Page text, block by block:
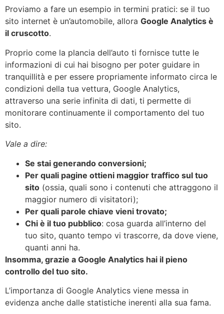
Proviamo a fare un esempio in termini pratici: se il tuo
sito internet è un’automobile, allora Google Analytics è
il cruscotto.
Proprio come la plancia dell’auto ti fornisce tutte le
informazioni di cui hai bisogno per poter guidare in
tranquillità e per essere propriamente informato circa le
condizioni della tua vettura, Google Analytics,
attraverso una serie infinita di dati, ti permette di
monitorare continuamente il comportamento del tuo
sito.
Vale a dire:
Se stai generando conversioni;
Per quali pagine ottieni maggior traffico sul tuo
sito (ossia, quali sono i contenuti che attraggono il
maggior numero di visitatori);
Per quali parole chiave vieni trovato;
Chi è il tuo pubblico: cosa guarda all’interno del
tuo sito, quanto tempo vi trascorre, da dove viene,
quanti anni ha.
Insomma, grazie a Google Analytics hai il pieno
controllo del tuo sito.
L’importanza di Google Analytics viene messa in
evidenza anche dalle statistiche inerenti alla sua fama.